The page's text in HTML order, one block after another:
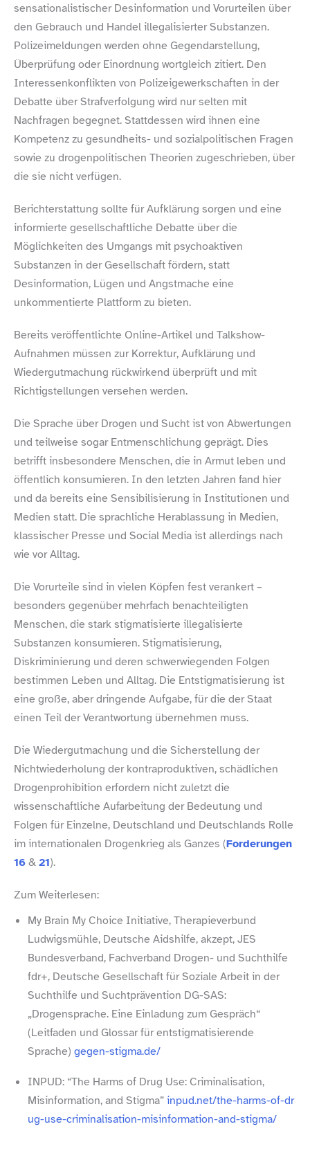
sensationalistischer Desinformation und Vorurteilen über
den Gebrauch und Handel illegalisierter Substanzen.
Polizeimeldungen werden ohne Gegendarstellung,
Überprüfung oder Einordnung wortgleich zitiert. Den
Interessenkonflikten von Polizeigewerkschaften in der
Debatte über Strafverfolgung wird nur selten mit
Nachfragen begegnet. Stattdessen wird ihnen eine
Kompetenz zu gesundheits- und sozialpolitischen Fragen
sowie zu drogenpolitischen Theorien zugeschrieben, über
die sie nicht verfügen.
Berichterstattung sollte für Aufklärung sorgen und eine
informierte gesellschaftliche Debatte über die
Möglichkeiten des Umgangs mit psychoaktiven
Substanzen in der Gesellschaft fördern, statt
Desinformation, Lügen und Angstmache eine
unkommentierte Plattform zu bieten.
Bereits veröffentlichte Online-​Artikel und Talkshow-​
Aufnahmen müssen zur Korrektur, Aufklärung und
Wiedergutmachung rückwirkend überprüft und mit
Richtigstellungen versehen werden.
Die Sprache über Drogen und Sucht ist von Abwertungen
und teilweise sogar Entmenschlichung geprägt. Dies
betrifft insbesondere Menschen, die in Armut leben und
öffentlich konsumieren. In den letzten Jahren fand hier
und da bereits eine Sensibilisierung in Institutionen und
Medien statt. Die sprachliche Herablassung in Medien,
klassischer Presse und Social Media ist allerdings nach
wie vor Alltag.
Die Vorurteile sind in vielen Köpfen fest verankert –
besonders gegenüber mehrfach benachteiligten
Menschen, die stark stigmatisierte illegalisierte
Substanzen konsumieren. Stigmatisierung,
Diskriminierung und deren schwerwiegenden Folgen
bestimmen Leben und Alltag. Die Entstigmatisierung ist
eine große, aber dringende Aufgabe, für die der Staat
einen Teil der Verantwortung übernehmen muss.
Die Wiedergutmachung und die Sicherstellung der
Nichtwiederholung der kontraproduktiven, schädlichen
Drogenprohibition erfordern nicht zuletzt die
wissenschaftliche Aufarbeitung der Bedeutung und
Folgen für Einzelne, Deutschland und Deutschlands Rolle
im internationalen Drogenkrieg als Ganzes (Forderungen
16&21).
Zum Weiterlesen:
My Brain My Choice Initiative, Therapieverbund
Ludwigsmühle, Deutsche Aidshilfe, akzept, JES
Bundesverband, Fachverband Drogen- und Suchthilfe
fdr+, Deutsche Gesellschaft für Soziale Arbeit in der
Suchthilfe und Suchtprävention DG-​SAS:
„Drogensprache. Eine Einladung zum Gespräch“
(Leitfaden und Glossar für entstigmatisierende
Sprache) gegen​-stigma​.de/
INPUD: “The Harms of Drug Use: Criminalisation,
Misinformation, and Stigma”inpud​.net/​t​h​e​-​h​a​r​m​s​-​o​f​-​d​r​
u​g​-​u​s​e​-​c​r​i​m​i​n​a​l​i​s​a​t​i​o​n​-​m​i​s​i​n​f​o​r​m​a​t​i​o​n​-​a​n​d​-​s​t​i​g​ma/